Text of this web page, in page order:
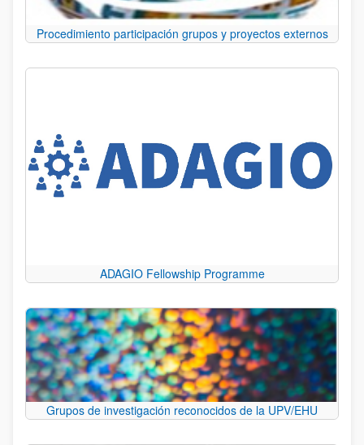
Procedimiento participación grupos y proyectos externos
ADAGIO Fellowship Programme
Grupos de investigación reconocidos de la UPV/EHU